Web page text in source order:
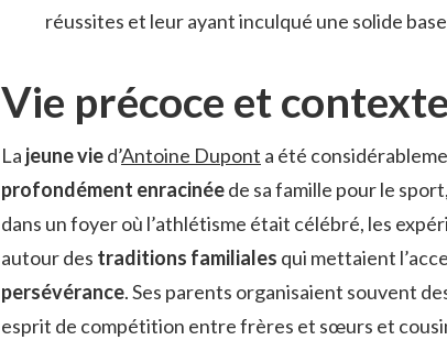
réussites et leur ayant inculqué une solide
Vie précoce et
La jeune vied’Antoine Dupont a été
profondément enracinéede sa famille pour le
dans un foyer où l’athlétisme était célébré, les
autour des traditions familiales qui mettaient
persévérance. Ses parents organisaient souvent
esprit de compétition entre frères et sœurs et